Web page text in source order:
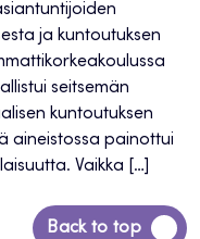
ja kuntoutuksen
seitsemän
kuntoutuksen
aineistossa painottui
Vaikka […]
Back to top
Siirry